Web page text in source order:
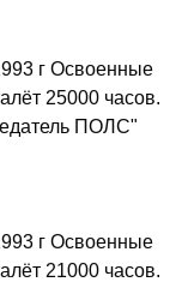
г Освоенные
25000 часов.
ПОЛС"
г Освоенные
21000 часов.